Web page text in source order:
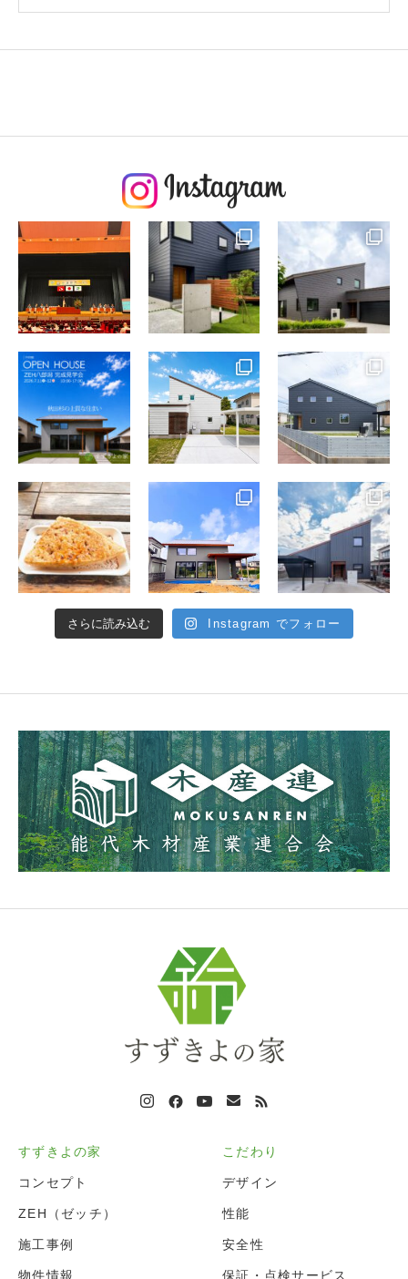
さらに読み込む Instagram でフォロー
すずきよの家
コンセプト
ZEH（ゼッチ）
施工事例
物件情報
こだわり
デザイン
性能
安全性
保証・点検サービス